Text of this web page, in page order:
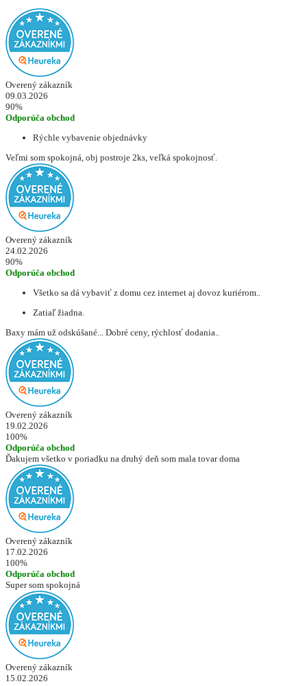
Overený zákazník
09.03.2026
90%
Odporúča obchod
Rýchle vybavenie objednávky
Veľmi som spokojná, obj postroje 2ks, veľká spokojnosť.
Overený zákazník
24.02.2026
90%
Odporúča obchod
Všetko sa dá vybaviť z domu cez internet aj dovoz kuriérom..
Zatiaľ žiadna.
Baxy mám už odskúšané... Dobré ceny, rýchlosť dodania..
Overený zákazník
19.02.2026
100%
Odporúča obchod
Ďakujem všetko v poriadku na druhý deň som mala tovar doma
Overený zákazník
17.02.2026
100%
Odporúča obchod
Super som spokojná
Overený zákazník
15.02.2026